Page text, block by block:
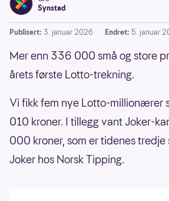
Synstad
Publisert: 3. januar 2026 Endret: 5. januar
Mer enn 336 000 små og store
årets første Lotto-trekning.
Vi fikk fem nye Lotto-millionærer
010 kroner. I tillegg vant Joker-
000 kroner, som er tidenes
Joker hos Norsk Tipping.